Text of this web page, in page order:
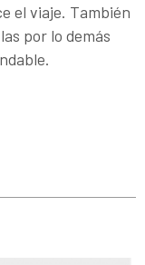
el viaje. También
por lo demás